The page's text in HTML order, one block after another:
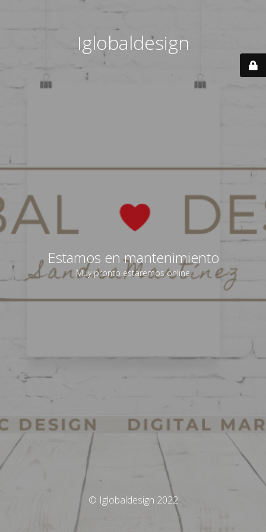
Iglobaldesign
Estamos en mantenimiento
Muy pronto estaremos online
© Iglobaldesign 2022